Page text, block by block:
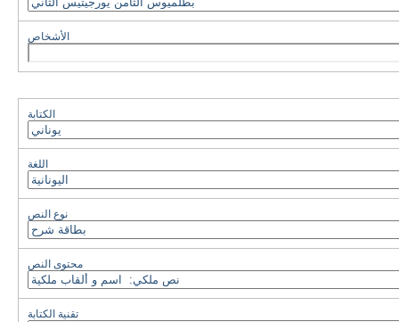
الأشخاص
الكتابة
اللغة
نوع النص
محتوى النص
تقنية الكتابة